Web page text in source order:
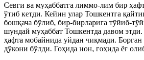
Севги ва муҳаббатга лиммо-лим бир
ўтиб кетди. Кейин улар Тошкентга
бошқача бўлиб, бир-бирларига тўйиб-
шундай муҳаббат Тошкентда давом
ҳафта мобайнида уйдан чиқмади.
дўкони бўлди. Гоҳида нон, гоҳида ёғ